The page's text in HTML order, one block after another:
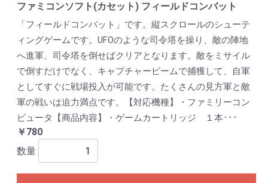
ファミコンソフト(カセット) フィールドコンバット
「フィールドコンバット」です。縦スクロールのシューテ
ィングゲームです。UFOのような司令塔を操り、敵の陣地
へ進軍、司令塔を倒せばクリアとなります。敵をミサイル
で倒すだけでなく、キャプチャービームで捕獲して、自軍
としてすぐに戦場投入が可能です。たくさんの見方軍と敵
軍の戦いは迫力満点です。【対応機種】・ファミリーコン
ピュータ【商品内容】・ゲームカートリッジ １本･･･
￥780
数量